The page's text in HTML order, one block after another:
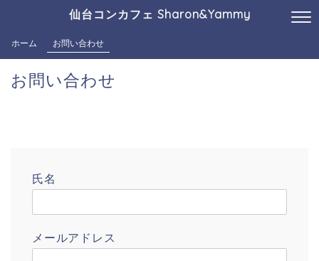
仙台コンカフェ Sharon&Yammy
ホーム お問い合わせ
お問い合わせ
氏名
メールアドレス